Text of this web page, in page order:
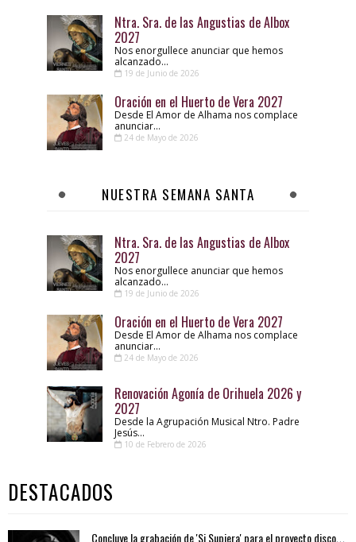
Ntra. Sra. de las Angustias de Albox
2027
Nos enorgullece anunciar que hemos
alcanzado...
19 de Junio de 2026
Oración en el Huerto de Vera 2027
Desde El Amor de Alhama nos complace
anunciar...
24 de Mayo de 2026
NUESTRA SEMANA SANTA
Ntra. Sra. de las Angustias de Albox
2027
Nos enorgullece anunciar que hemos
alcanzado...
19 de Junio de 2026
Oración en el Huerto de Vera 2027
Desde El Amor de Alhama nos complace
anunciar...
24 de Mayo de 2026
Renovación Agonía de Orihuela 2026 y
2027
Desde la Agrupación Musical Ntro. Padre
Jesús...
10 de Febrero de 2026
DESTACADOS
Concluye la grabación de 'Si Supiera' para el proyecto discográfico APOLO 2